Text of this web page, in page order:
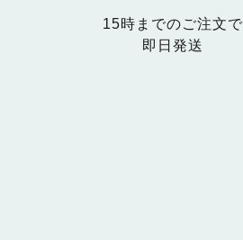
15時までのご注文で
即日発送